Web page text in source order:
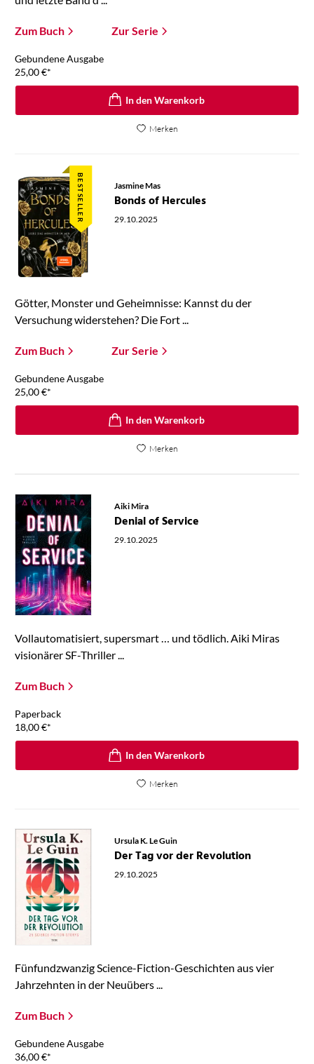
Zum Buch Zur Serie
Gebundene Ausgabe
25,00€*
In den Warenkorb
Merken
BESTSELLER Jasmine Mas
Bonds of Hercules
29.10.2025
Götter, Monster und Geheimnisse: Kannst du der
Versuchung widerstehen? Die Fort ...
Zum Buch Zur Serie
Gebundene Ausgabe
25,00€*
In den Warenkorb
Merken
Aiki Mira
Denial of Service
29.10.2025
Vollautomatisiert, supersmart … und tödlich. Aiki Miras
visionärer SF-Thriller ...
Zum Buch
Paperback
18,00€*
In den Warenkorb
Merken
Ursula K. Le Guin
Der Tag vor der Revolution
29.10.2025
Fünfundzwanzig Science-Fiction-Geschichten aus vier
Jahrzehnten in der Neuübers ...
Zum Buch
Gebundene Ausgabe
36,00€*